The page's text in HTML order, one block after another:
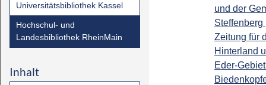
Universitätsbibliothek Kassel
Hochschul- und
Landesbibliothek RheinMain
Inhalt
und der
Steffenberg
Zeitung für
Hinterland
Eder-